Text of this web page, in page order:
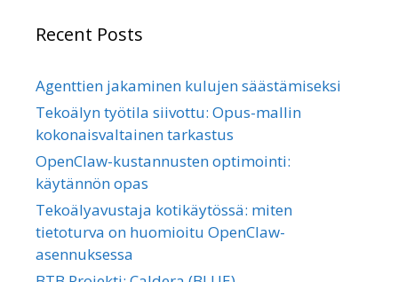
Recent Posts
Agenttien jakaminen kulujen säästämiseksi
Tekoälyn työtila siivottu: Opus-mallin
kokonaisvaltainen tarkastus
OpenClaw-kustannusten optimointi:
käytännön opas
Tekoälyavustaja kotikäytössä: miten
tietoturva on huomioitu OpenClaw-
asennuksessa